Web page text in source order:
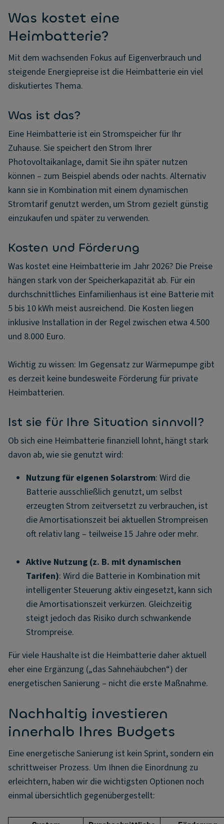
Was kostet eine
Heimbatterie?
Mit dem wachsenden Fokus auf Eigenverbrauch und
steigende Energiepreise ist die Heimbatterie ein viel
diskutiertes Thema.
Was ist das?
Eine Heimbatterie ist ein Stromspeicher für Ihr
Zuhause. Sie speichert den Strom Ihrer
Photovoltaikanlage, damit Sie ihn später nutzen
können – zum Beispiel abends oder nachts. Alternativ
kann sie in Kombination mit einem dynamischen
Stromtarif genutzt werden, um Strom gezielt günstig
einzukaufen und später zu verwenden.
Kosten und Förderung
Was kostet eine Heimbatterie im Jahr 2026? Die Preise
hängen stark von der Speicherkapazität ab. Für ein
durchschnittliches Einfamilienhaus ist eine Batterie mit
5 bis 10 kWh meist ausreichend. Die Kosten liegen
inklusive Installation in der Regel zwischen etwa 4.500
und 8.000 Euro.
Wichtig zu wissen: Im Gegensatz zur Wärmepumpe gibt
es derzeit keine bundesweite Förderung für private
Heimbatterien.
Ist sie für Ihre Situation sinnvoll?
Ob sich eine Heimbatterie finanziell lohnt, hängt stark
davon ab, wie sie genutzt wird:
Nutzung für eigenen Solarstrom: Wird die
Batterie ausschließlich genutzt, um selbst
erzeugten Strom zeitversetzt zu verbrauchen, ist
die Amortisationszeit bei aktuellen Strompreisen
oft relativ lang – teilweise 15 Jahre oder mehr.
Aktive Nutzung (z. B. mit dynamischen
Tarifen): Wird die Batterie in Kombination mit
intelligenter Steuerung aktiv eingesetzt, kann sich
die Amortisationszeit verkürzen. Gleichzeitig
steigt jedoch das Risiko durch schwankende
Strompreise.
Für viele Haushalte ist die Heimbatterie daher aktuell
eher eine Ergänzung („das Sahnehäubchen“) der
energetischen Sanierung – nicht die erste Maßnahme.
Nachhaltig investieren
innerhalb Ihres Budgets
Eine energetische Sanierung ist kein Sprint, sondern ein
schrittweiser Prozess. Um Ihnen die Einordnung zu
erleichtern, haben wir die wichtigsten Optionen noch
einmal übersichtlich gegenübergestellt: